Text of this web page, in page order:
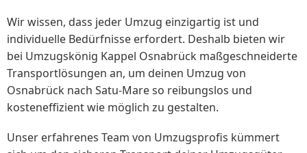
Wir wissen, dass jeder Umzug einzigartig ist und
individuelle Bedürfnisse erfordert. Deshalb bieten wir
bei Umzugskönig Kappel Osnabrück maßgeschneiderte
Transportlösungen an, um deinen Umzug von
Osnabrück nach Satu-Mare so reibungslos und
kosteneffizient wie möglich zu gestalten.
Unser erfahrenes Team von Umzugsprofis kümmert